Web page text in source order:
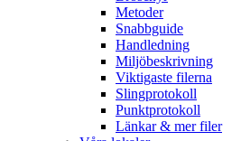
Metoder
Snabbguide
Handledning
Miljöbeskrivning
Viktigaste filerna
Slingprotokoll
Punktprotokoll
Länkar & mer filer